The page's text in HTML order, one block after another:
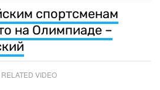
спортсменам
на Олимпиаде –
RELATED VIDEO